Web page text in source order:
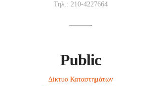
Τηλ.: 210-4227664
———-
Public
Δίκτυο Καταστημάτων